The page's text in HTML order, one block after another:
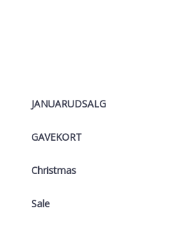
JANUARUDSALG
GAVEKORT
Christmas
Sale